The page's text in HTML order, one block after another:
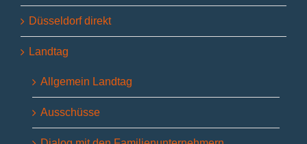
Düsseldorf direkt
Landtag
Allgemein Landtag
Ausschüsse